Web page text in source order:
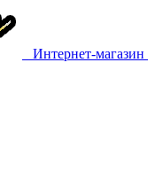
Интернет-магазин